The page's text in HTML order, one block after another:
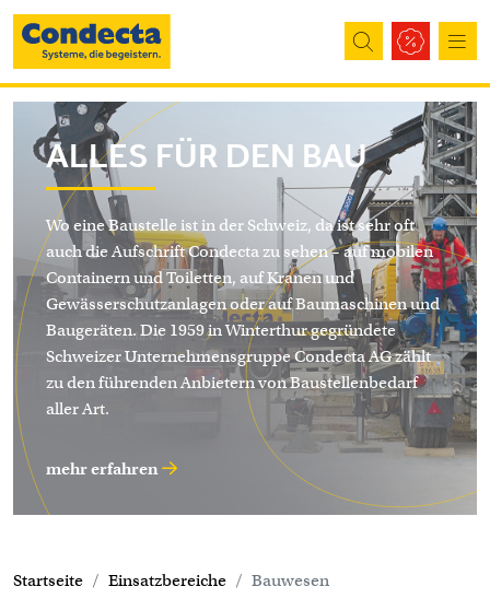
Direkt zum Inhalt
ALLES FÜR DEN BAU
Wo eine Baustelle ist in der Schweiz, da ist sehr oft
auch die Aufschrift Condecta zu sehen – auf mobilen
Containern und Toiletten, auf Kranen und
Gewässerschutzanlagen oder auf Baumaschinen und
Baugeräten. Die 1959 in Winterthur gegründete
Schweizer Unternehmensgruppe Condecta AG zählt
zu den führenden Anbietern von Baustellenbedarf
aller Art.
mehr erfahren
Startseite Einsatzbereiche Bauwesen